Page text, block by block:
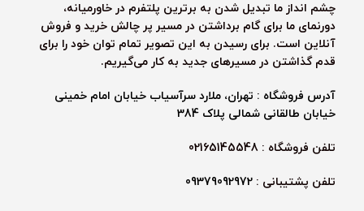
چشم انداز ما تبدیل شدن به برترین پلتفرم در خاورمیانه،
دورنمای ما برای گام برداشتن در مسیر پر چالش خرید و فروش
آنلاین است. برای رسیدن به این تصویر تمام توان خود را برای
قدم گذاشتن در مسیرهای جدید به کار می‌گیریم.
آدرس فروشگاه : تهران، ملارد سرآسیاب خیابان امام خمینی
خیابان طالقانی شمالی پلاک 384
تلفن فروشگاه : 02165145548
تلفن پشتیبانی : 09379092972